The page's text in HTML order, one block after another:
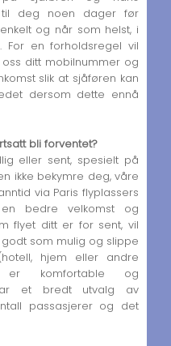
deg noen dager før
og når som helst, i
For en forholdsregel vil
ditt mobilnummer og
slik at sjåføren kan
dersom dette ennå
bli forventet?
eller sent, spesielt på
ikke bekymre deg, våre
via Paris flyplassers
bedre velkomst og
flyet ditt er for sent, vil
som mulig og slippe
hjem eller andre
er komfortable og
et bredt utvalg av
passasjerer og det